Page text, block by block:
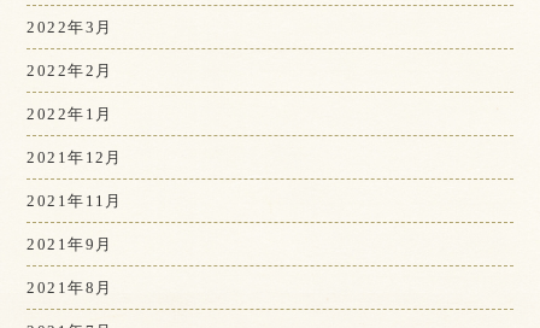
2022年3月
2022年2月
2022年1月
2021年12月
2021年11月
2021年9月
2021年8月